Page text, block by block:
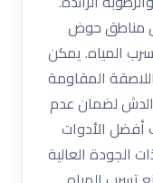
مناطق حوض
المياه. يمكن
المقاومة
لضمان عدم
أفضل الأدوات
الجودة العالية